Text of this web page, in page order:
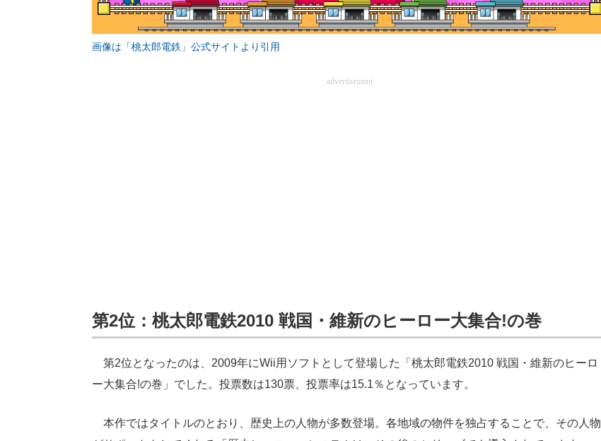
画像は「桃太郎電鉄」公式サイトより引用
advertisement
第2位：桃太郎電鉄2010 戦国・維新のヒーロー大集合!の巻
第2位となったのは、2009年にWii用ソフトとして登場した「桃太郎電鉄2010 戦国・維新のヒーロ
ー大集合!の巻」でした。投票数は130票、投票率は15.1％となっています。
本作ではタイトルのとおり、歴史上の人物が多数登場。各地域の物件を独占することで、その人物